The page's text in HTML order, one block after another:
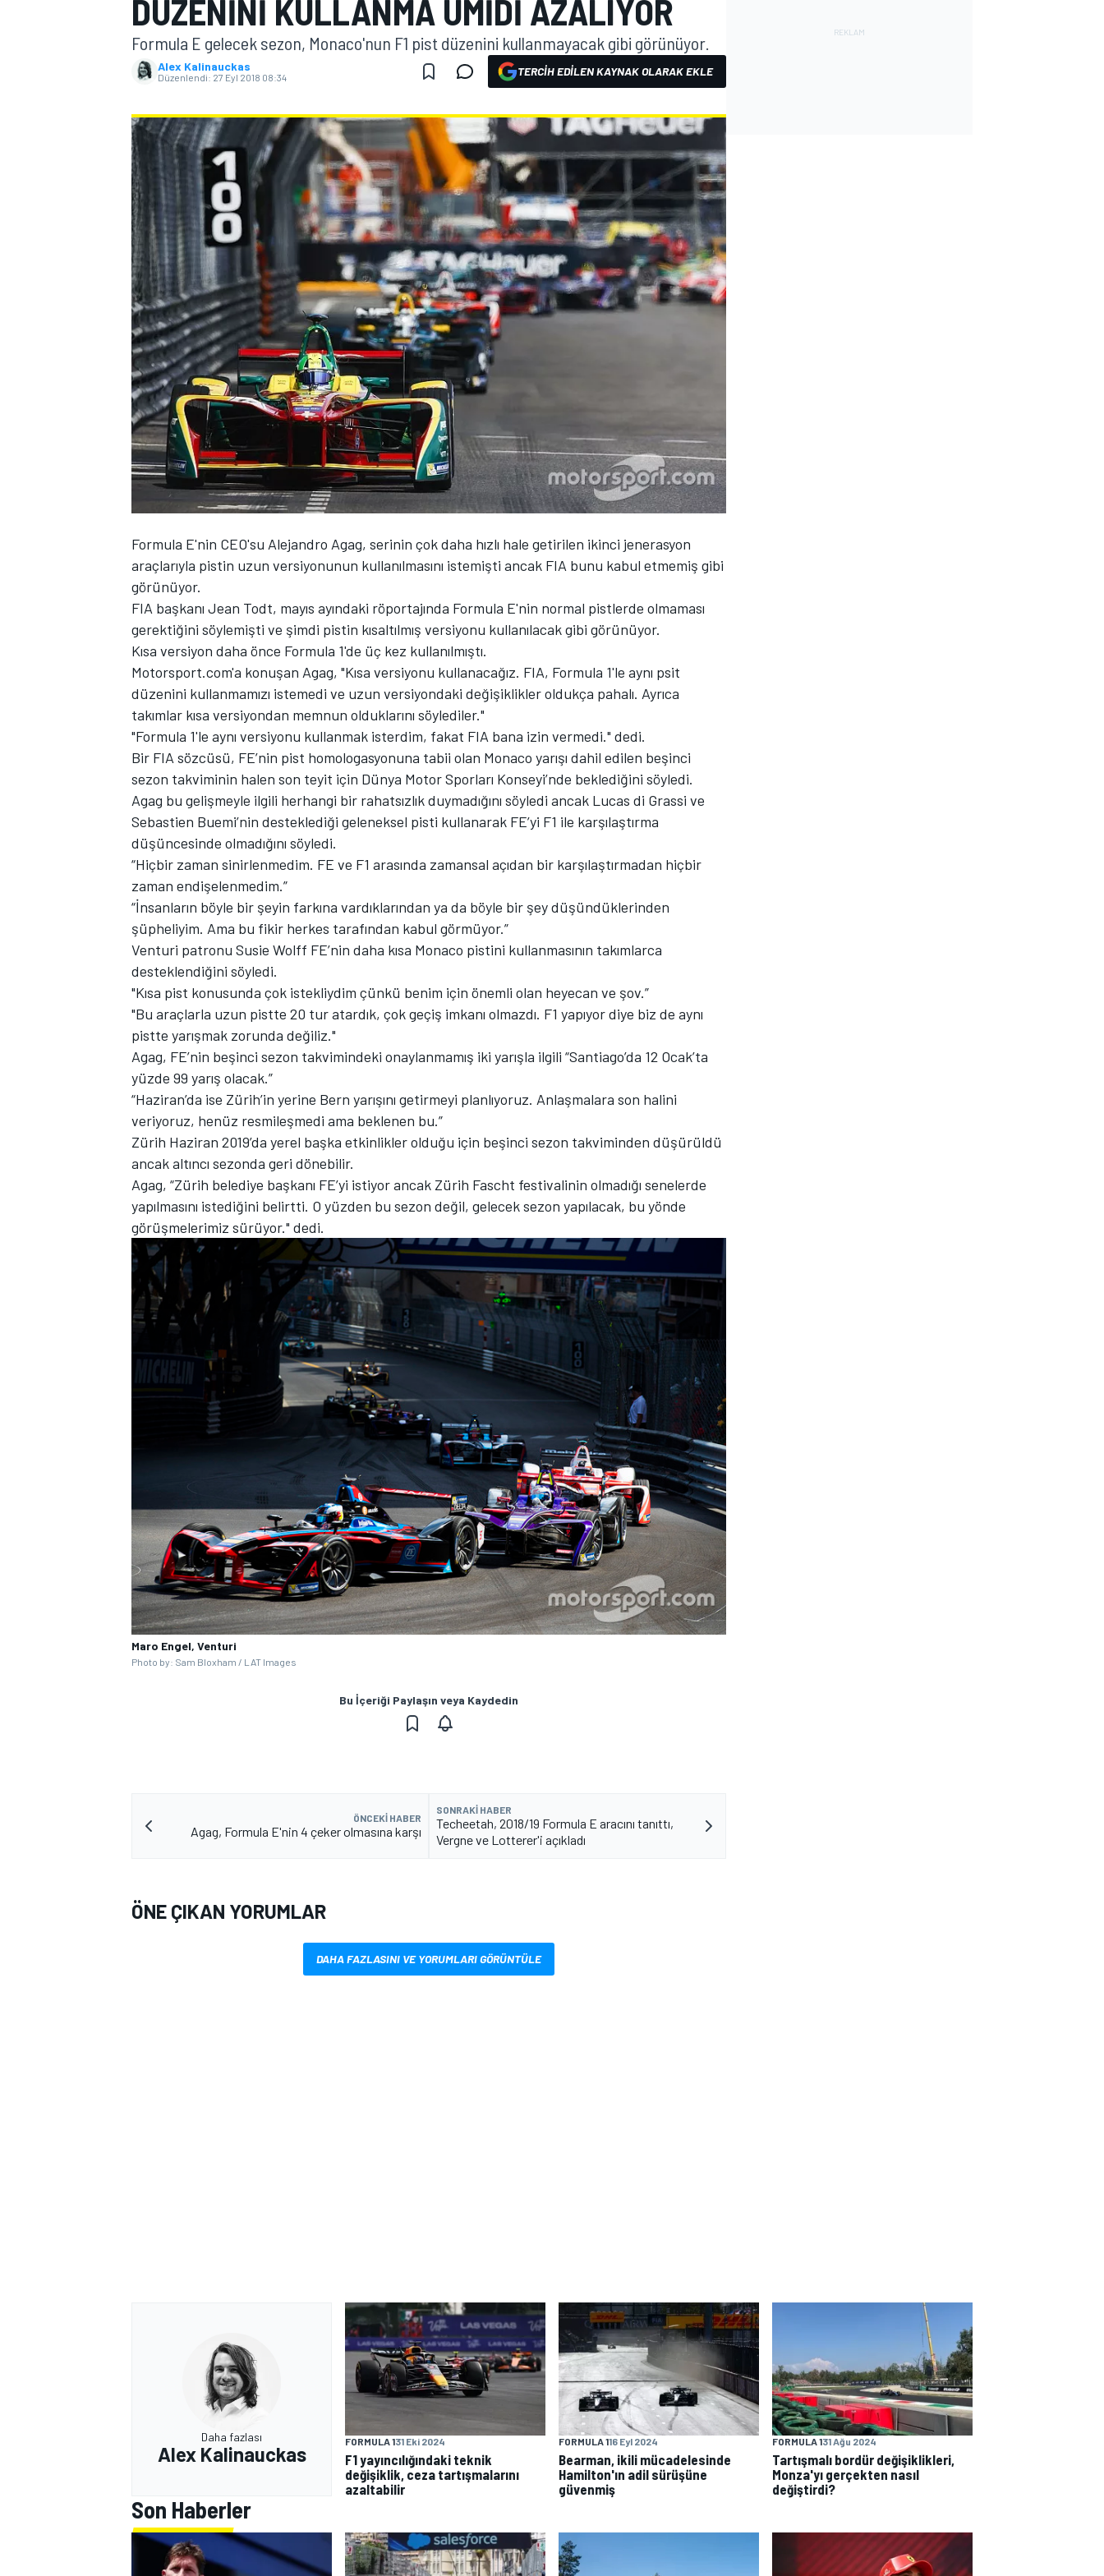
MOTOGP
WORLD SUPERBIKE
WRC
TÜRK SPORCULAR
MOTOSİKLET
DÜZENINI KULLANMA ÜMIDI AZALIYOR
Formula E gelecek sezon, Monaco'nun F1 pist düzenini kullanmayacak gibi görünüyor.
Alex Kalinauckas
Düzenlendi: 27 Eyl 2018 08:34 TERCIH EDILEN KAYNAK OLARAK EKLE
Formula E'nin CEO'su Alejandro Agag, serinin çok daha hızlı hale getirilen ikinci jenerasyon
araçlarıyla pistin uzun versiyonunun kullanılmasını istemişti ancak FIA bunu kabul etmemiş gibi
görünüyor.
FIA başkanı Jean Todt, mayıs ayındaki röportajında Formula E'nin normal pistlerde olmaması
gerektiğini söylemişti ve şimdi pistin kısaltılmış versiyonu kullanılacak gibi görünüyor.
Kısa versiyon daha önce Formula 1'de üç kez kullanılmıştı.
Motorsport.com'a konuşan Agag, "Kısa versiyonu kullanacağız. FIA, Formula 1'le aynı psit
düzenini kullanmamızı istemedi ve uzun versiyondaki değişiklikler oldukça pahalı. Ayrıca
takımlar kısa versiyondan memnun olduklarını söylediler."
"Formula 1'le aynı versiyonu kullanmak isterdim, fakat FIA bana izin vermedi." dedi.
Bir FIA sözcüsü, FE’nin pist homologasyonuna tabii olan Monaco yarışı dahil edilen beşinci
sezon takviminin halen son teyit için Dünya Motor Sporları Konseyi’nde beklediğini söyledi.
Agag bu gelişmeyle ilgili herhangi bir rahatsızlık duymadığını söyledi ancak Lucas di Grassi ve
Sebastien Buemi’nin desteklediği geleneksel pisti kullanarak FE’yi F1 ile karşılaştırma
düşüncesinde olmadığını söyledi.
“Hiçbir zaman sinirlenmedim. FE ve F1 arasında zamansal açıdan bir karşılaştırmadan hiçbir
zaman endişelenmedim.”
“İnsanların böyle bir şeyin farkına vardıklarından ya da böyle bir şey düşündüklerinden
şüpheliyim. Ama bu fikir herkes tarafından kabul görmüyor.”
Venturi patronu Susie Wolff FE’nin daha kısa Monaco pistini kullanmasının takımlarca
desteklendiğini söyledi.
"Kısa pist konusunda çok istekliydim çünkü benim için önemli olan heyecan ve şov.”
"Bu araçlarla uzun pistte 20 tur atardık, çok geçiş imkanı olmazdı. F1 yapıyor diye biz de aynı
pistte yarışmak zorunda değiliz."
Agag, FE’nin beşinci sezon takvimindeki onaylanmamış iki yarışla ilgili “Santiago’da 12 Ocak’ta
yüzde 99 yarış olacak.”
“Haziran’da ise Zürih’in yerine Bern yarışını getirmeyi planlıyoruz. Anlaşmalara son halini
veriyoruz, henüz resmileşmedi ama beklenen bu.”
Zürih Haziran 2019’da yerel başka etkinlikler olduğu için beşinci sezon takviminden düşürüldü
ancak altıncı sezonda geri dönebilir.
Agag, “Zürih belediye başkanı FE’yi istiyor ancak Zürih Fascht festivalinin olmadığı senelerde
yapılmasını istediğini belirtti. O yüzden bu sezon değil, gelecek sezon yapılacak, bu yönde
görüşmelerimiz sürüyor." dedi.
Maro Engel, Venturi
Photo by: Sam Bloxham / LAT Images
Bu İçeriği Paylaşın veya Kaydedin
ÖNCEKI HABER
Agag, Formula E'nin 4 çeker olmasına karşı
SONRAKI HABER
Techeetah, 2018/19 Formula E aracını tanıttı,
Vergne ve Lotterer'i açıkladı
ÖNE ÇIKAN YORUMLAR
DAHA FAZLASINI VE YORUMLARI GÖRÜNTÜLE
Daha fazlası
Alex Kalinauckas
FORMULA 131 Eki 2024
F1 yayıncılığındaki teknik
değişiklik, ceza tartışmalarını
azaltabilir
FORMULA 116 Eyl 2024
Bearman, ikili mücadelesinde
Hamilton'ın adil sürüşüne
güvenmiş
FORMULA 131 Ağu 2024
Tartışmalı bordür değişiklikleri,
Monza'yı gerçekten nasıl
değiştirdi?
Son Haberler